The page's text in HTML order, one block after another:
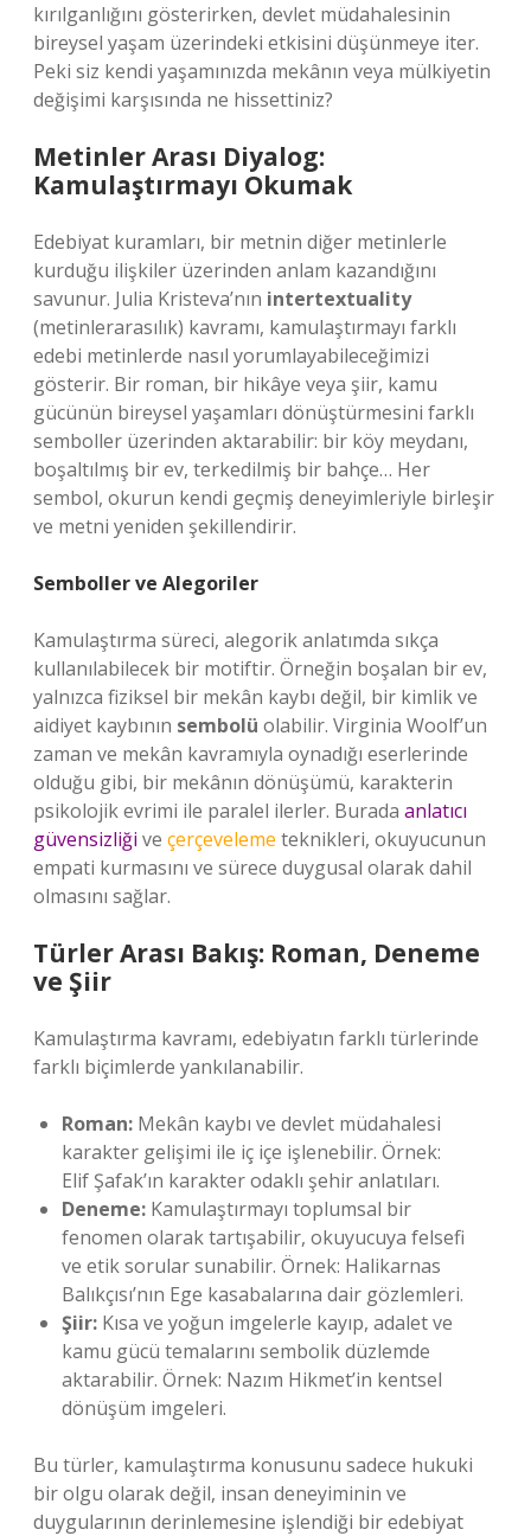
kırılganlığını gösterirken, devlet müdahalesinin
bireysel yaşam üzerindeki etkisini düşünmeye iter.
Peki siz kendi yaşamınızda mekânın veya mülkiyetin
değişimi karşısında ne hissettiniz?
Metinler Arası Diyalog:
Kamulaştırmayı Okumak
Edebiyat kuramları, bir metnin diğer metinlerle
kurduğu ilişkiler üzerinden anlam kazandığını
savunur. Julia Kristeva’nın intertextuality
(metinlerarasılık) kavramı, kamulaştırmayı farklı
edebi metinlerde nasıl yorumlayabileceğimizi
gösterir. Bir roman, bir hikâye veya şiir, kamu
gücünün bireysel yaşamları dönüştürmesini farklı
semboller üzerinden aktarabilir: bir köy meydanı,
boşaltılmış bir ev, terkedilmiş bir bahçe… Her
sembol, okurun kendi geçmiş deneyimleriyle birleşir
ve metni yeniden şekillendirir.
Semboller ve Alegoriler
Kamulaştırma süreci, alegorik anlatımda sıkça
kullanılabilecek bir motiftir. Örneğin boşalan bir ev,
yalnızca fiziksel bir mekân kaybı değil, bir kimlik ve
aidiyet kaybının sembolü olabilir. Virginia Woolf’un
zaman ve mekân kavramıyla oynadığı eserlerinde
olduğu gibi, bir mekânın dönüşümü, karakterin
psikolojik evrimi ile paralel ilerler. Burada anlatıcı
güvensizliği ve çerçeveleme teknikleri, okuyucunun
empati kurmasını ve sürece duygusal olarak dahil
olmasını sağlar.
Türler Arası Bakış: Roman, Deneme
ve Şiir
Kamulaştırma kavramı, edebiyatın farklı türlerinde
farklı biçimlerde yankılanabilir.
Roman: Mekân kaybı ve devlet müdahalesi
karakter gelişimi ile iç içe işlenebilir. Örnek:
Elif Şafak’ın karakter odaklı şehir anlatıları.
Deneme: Kamulaştırmayı toplumsal bir
fenomen olarak tartışabilir, okuyucuya felsefi
ve etik sorular sunabilir. Örnek: Halikarnas
Balıkçısı’nın Ege kasabalarına dair gözlemleri.
Şiir: Kısa ve yoğun imgelerle kayıp, adalet ve
kamu gücü temalarını sembolik düzlemde
aktarabilir. Örnek: Nazım Hikmet’in kentsel
dönüşüm imgeleri.
Bu türler, kamulaştırma konusunu sadece hukuki
bir olgu olarak değil, insan deneyiminin ve
duygularının derinlemesine işlendiği bir edebiyat